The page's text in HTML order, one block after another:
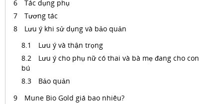
Tác dụng phụ
Tương tác
Lưu ý khi sử dụng và bảo quản
Lưu ý và thận trọng
Lưu ý cho phụ nữ có thai và bà mẹ đang cho con
bú
Bảo quản
Mune Bio Gold giá bao nhiêu?